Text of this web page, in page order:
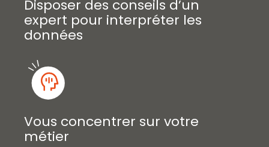
Disposer des conseils d’un
expert pour interpréter les
données
Vous concentrer sur votre
métier